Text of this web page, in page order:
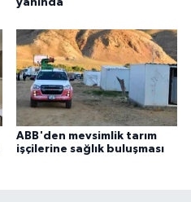
ABB'den mevsimlik tarım
işçilerine sağlık buluşması